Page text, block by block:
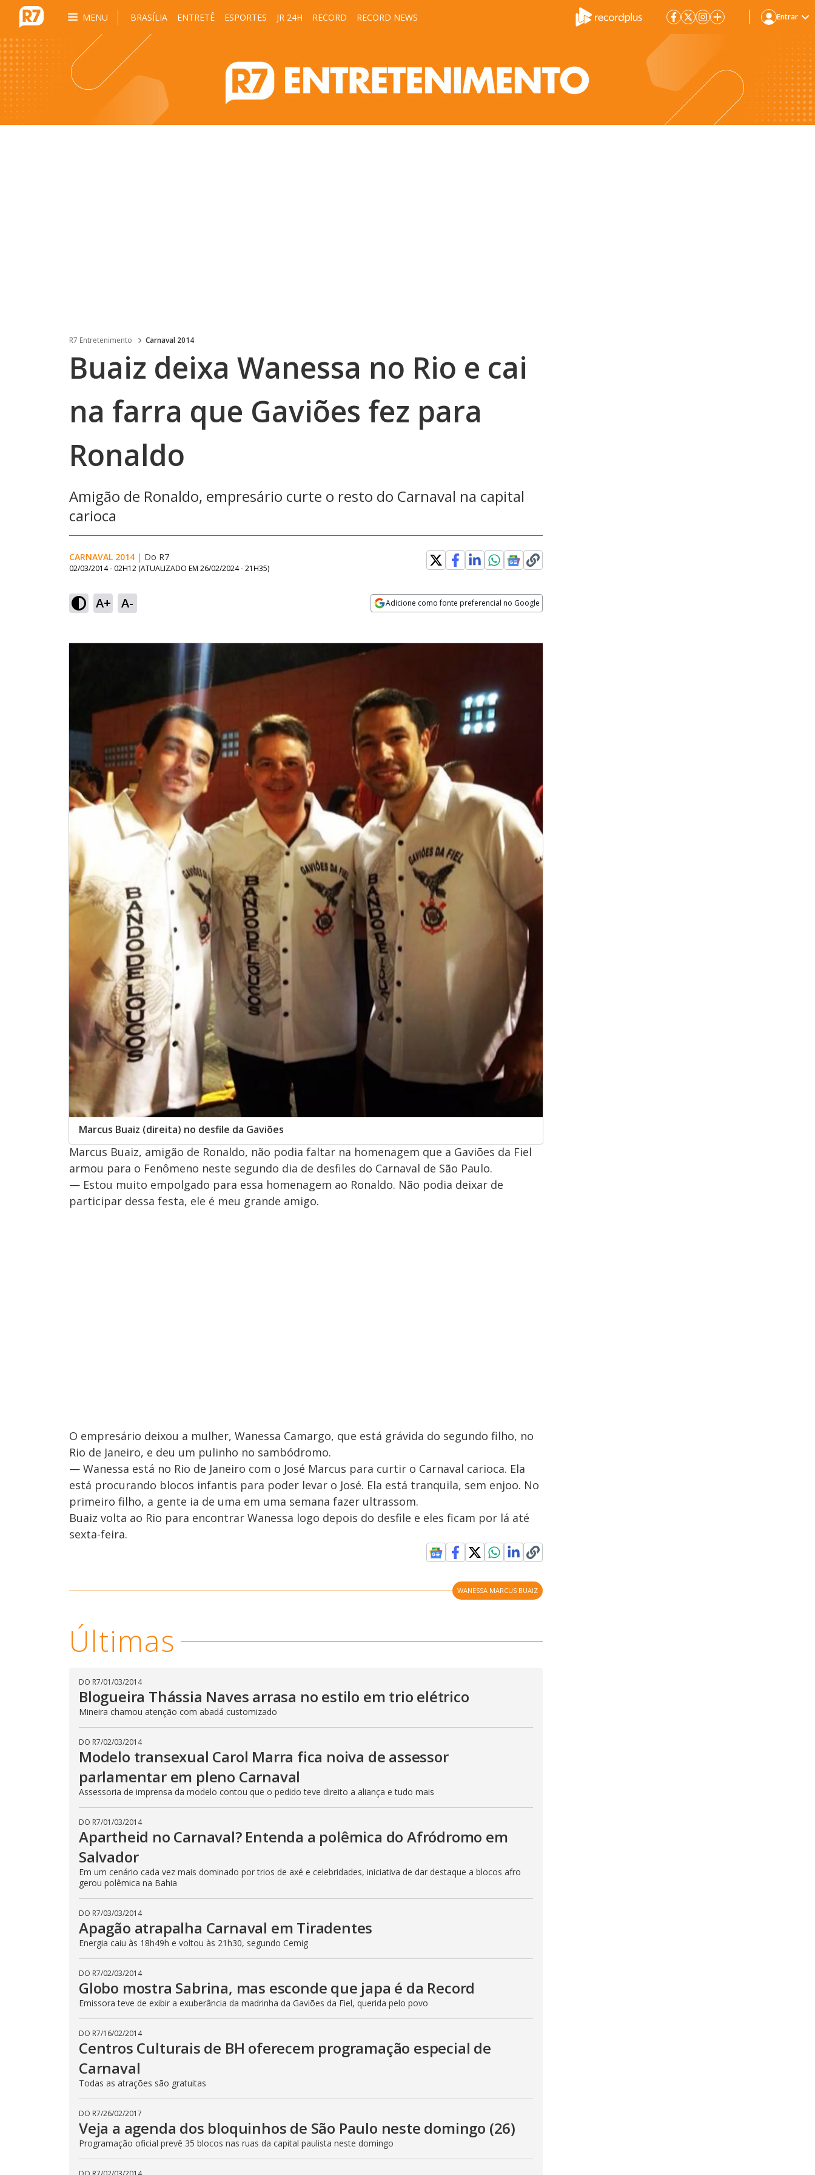
MENU BRASÍLIA ENTRETÊ ESPORTES JR 24H RECORD RECORD NEWS Entrar
R7 Entretenimento Carnaval 2014
Buaiz deixa Wanessa no Rio e cai
na farra que Gaviões fez para
Ronaldo
Amigão de Ronaldo, empresário curte o resto do Carnaval na capital
carioca
CARNAVAL 2014 | Do R7
02/03/2014 - 02H12 (ATUALIZADO EM 26/02/2024 - 21H35)
A+ A- Adicione como fonte preferencial no Google
Marcus Buaiz (direita) no desfile da Gaviões
Marcus Buaiz, amigão de Ronaldo, não podia faltar na homenagem que a Gaviões da Fiel
armou para o Fenômeno neste segundo dia de desfiles do Carnaval de São Paulo.
— Estou muito empolgado para essa homenagem ao Ronaldo. Não podia deixar de
participar dessa festa, ele é meu grande amigo.
O empresário deixou a mulher, Wanessa Camargo, que está grávida do segundo filho, no
Rio de Janeiro, e deu um pulinho no sambódromo.
— Wanessa está no Rio de Janeiro com o José Marcus para curtir o Carnaval carioca. Ela
está procurando blocos infantis para poder levar o José. Ela está tranquila, sem enjoo. No
primeiro filho, a gente ia de uma em uma semana fazer ultrassom.
Buaiz volta ao Rio para encontrar Wanessa logo depois do desfile e eles ficam por lá até
sexta-feira.
WANESSA MARCUS BUAIZ
Últimas
DO R7/01/03/2014
Blogueira Thássia Naves arrasa no estilo em trio elétrico
Mineira chamou atenção com abadá customizado
DO R7/02/03/2014
Modelo transexual Carol Marra fica noiva de assessor
parlamentar em pleno Carnaval
Assessoria de imprensa da modelo contou que o pedido teve direito a aliança e tudo mais
DO R7/01/03/2014
Apartheid no Carnaval? Entenda a polêmica do Afródromo em
Salvador
Em um cenário cada vez mais dominado por trios de axé e celebridades, iniciativa de dar destaque a blocos afro
gerou polêmica na Bahia
DO R7/03/03/2014
Apagão atrapalha Carnaval em Tiradentes
Energia caiu às 18h49h e voltou às 21h30, segundo Cemig
DO R7/02/03/2014
Globo mostra Sabrina, mas esconde que japa é da Record
Emissora teve de exibir a exuberância da madrinha da Gaviões da Fiel, querida pelo povo
DO R7/16/02/2014
Centros Culturais de BH oferecem programação especial de
Carnaval
Todas as atrações são gratuitas
DO R7/26/02/2017
Veja a agenda dos bloquinhos de São Paulo neste domingo (26)
Programação oficial prevê 35 blocos nas ruas da capital paulista neste domingo